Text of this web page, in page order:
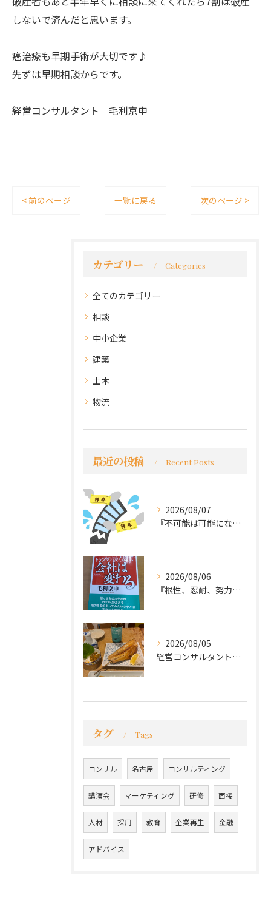
しないで済んだと思います。
癌治療も早期手術が大切です♪
先ずは早期相談からです。
経営コンサルタント 毛利京申
< 前のページ 一覧に戻る 次のページ >
カテゴリー Categories
全てのカテゴリー
相談
中小企業
建築
土木
物流
最近の投稿 Recent Posts
2026/08/07
『不可能は可能になる』
2026/08/06
『根性、忍耐、努力という言葉は死語なのか』
2026/08/05
経営コンサルタントのモーちゃん・毛利京申です。
タグ Tags
コンサル 名古屋 コンサルティング
講演会 マーケティング 研修 面接
人材 採用 教育 企業再生 金融
アドバイス